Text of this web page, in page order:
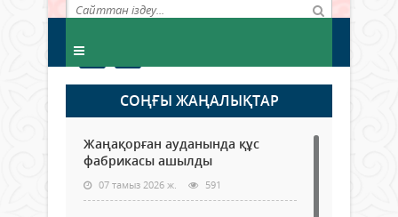
СОҢҒЫ ЖАҢАЛЫҚТАР
Жаңақорған ауданында құс
фабрикасы ашылды
07 тамыз 2026 ж. 591